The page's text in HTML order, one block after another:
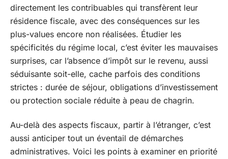
directement les contribuables qui transfèrent leur
résidence fiscale, avec des conséquences sur les
plus-values encore non réalisées. Étudier les
spécificités du régime local, c’est éviter les mauvaises
surprises, car l’absence d’impôt sur le revenu, aussi
séduisante soit-elle, cache parfois des conditions
strictes : durée de séjour, obligations d’investissement
ou protection sociale réduite à peau de chagrin.
Au-delà des aspects fiscaux, partir à l’étranger, c’est
aussi anticiper tout un éventail de démarches
administratives. Voici les points à examiner en priorité